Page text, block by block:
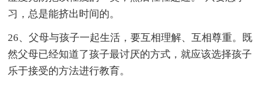
习，总是能挤出时间的。
26、父母与孩子一起生活，要互相理解、互相尊重。既
然父母已经知道了孩子最讨厌的方式，就应该选择孩子
乐于接受的方法进行教育。